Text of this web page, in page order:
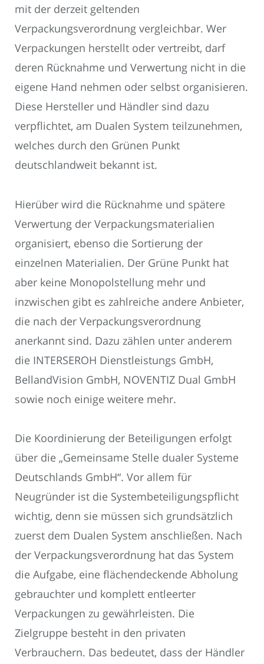
mit der derzeit geltenden
Verpackungsverordnung vergleichbar. Wer
Verpackungen herstellt oder vertreibt, darf
deren Rücknahme und Verwertung nicht in die
eigene Hand nehmen oder selbst organisieren.
Diese Hersteller und Händler sind dazu
verpflichtet, am Dualen System teilzunehmen,
welches durch den Grünen Punkt
deutschlandweit bekannt ist.
Hierüber wird die Rücknahme und spätere
Verwertung der Verpackungsmaterialien
organisiert, ebenso die Sortierung der
einzelnen Materialien. Der Grüne Punkt hat
aber keine Monopolstellung mehr und
inzwischen gibt es zahlreiche andere Anbieter,
die nach der Verpackungsverordnung
anerkannt sind. Dazu zählen unter anderem
die INTERSEROH Dienstleistungs GmbH,
BellandVision GmbH, NOVENTIZ Dual GmbH
sowie noch einige weitere mehr.
Die Koordinierung der Beteiligungen erfolgt
über die „Gemeinsame Stelle dualer Systeme
Deutschlands GmbH“. Vor allem für
Neugründer ist die Systembeteiligungspflicht
wichtig, denn sie müssen sich grundsätzlich
zuerst dem Dualen System anschließen. Nach
der Verpackungsverordnung hat das System
die Aufgabe, eine flächendeckende Abholung
gebrauchter und komplett entleerter
Verpackungen zu gewährleisten. Die
Zielgruppe besteht in den privaten
Verbrauchern. Das bedeutet, dass der Händler